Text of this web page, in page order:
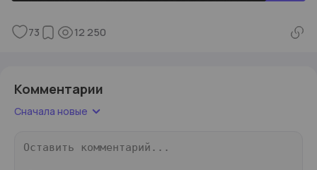
73 12 250
Комментарии
Сначала новые